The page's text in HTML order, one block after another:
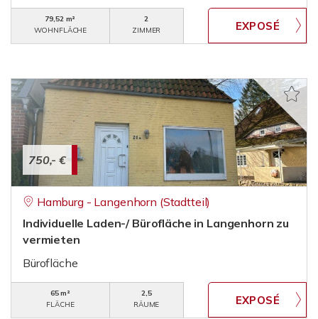
79,52 m²
WOHNFLÄCHE
2
ZIMMER
750,- €
Hamburg - Langenhorn (Stadtteil)
Individuelle Laden-/ Bürofläche in Langenhorn zu
vermieten
Bürofläche
65 m²
FLÄCHE
2,5
RÄUME